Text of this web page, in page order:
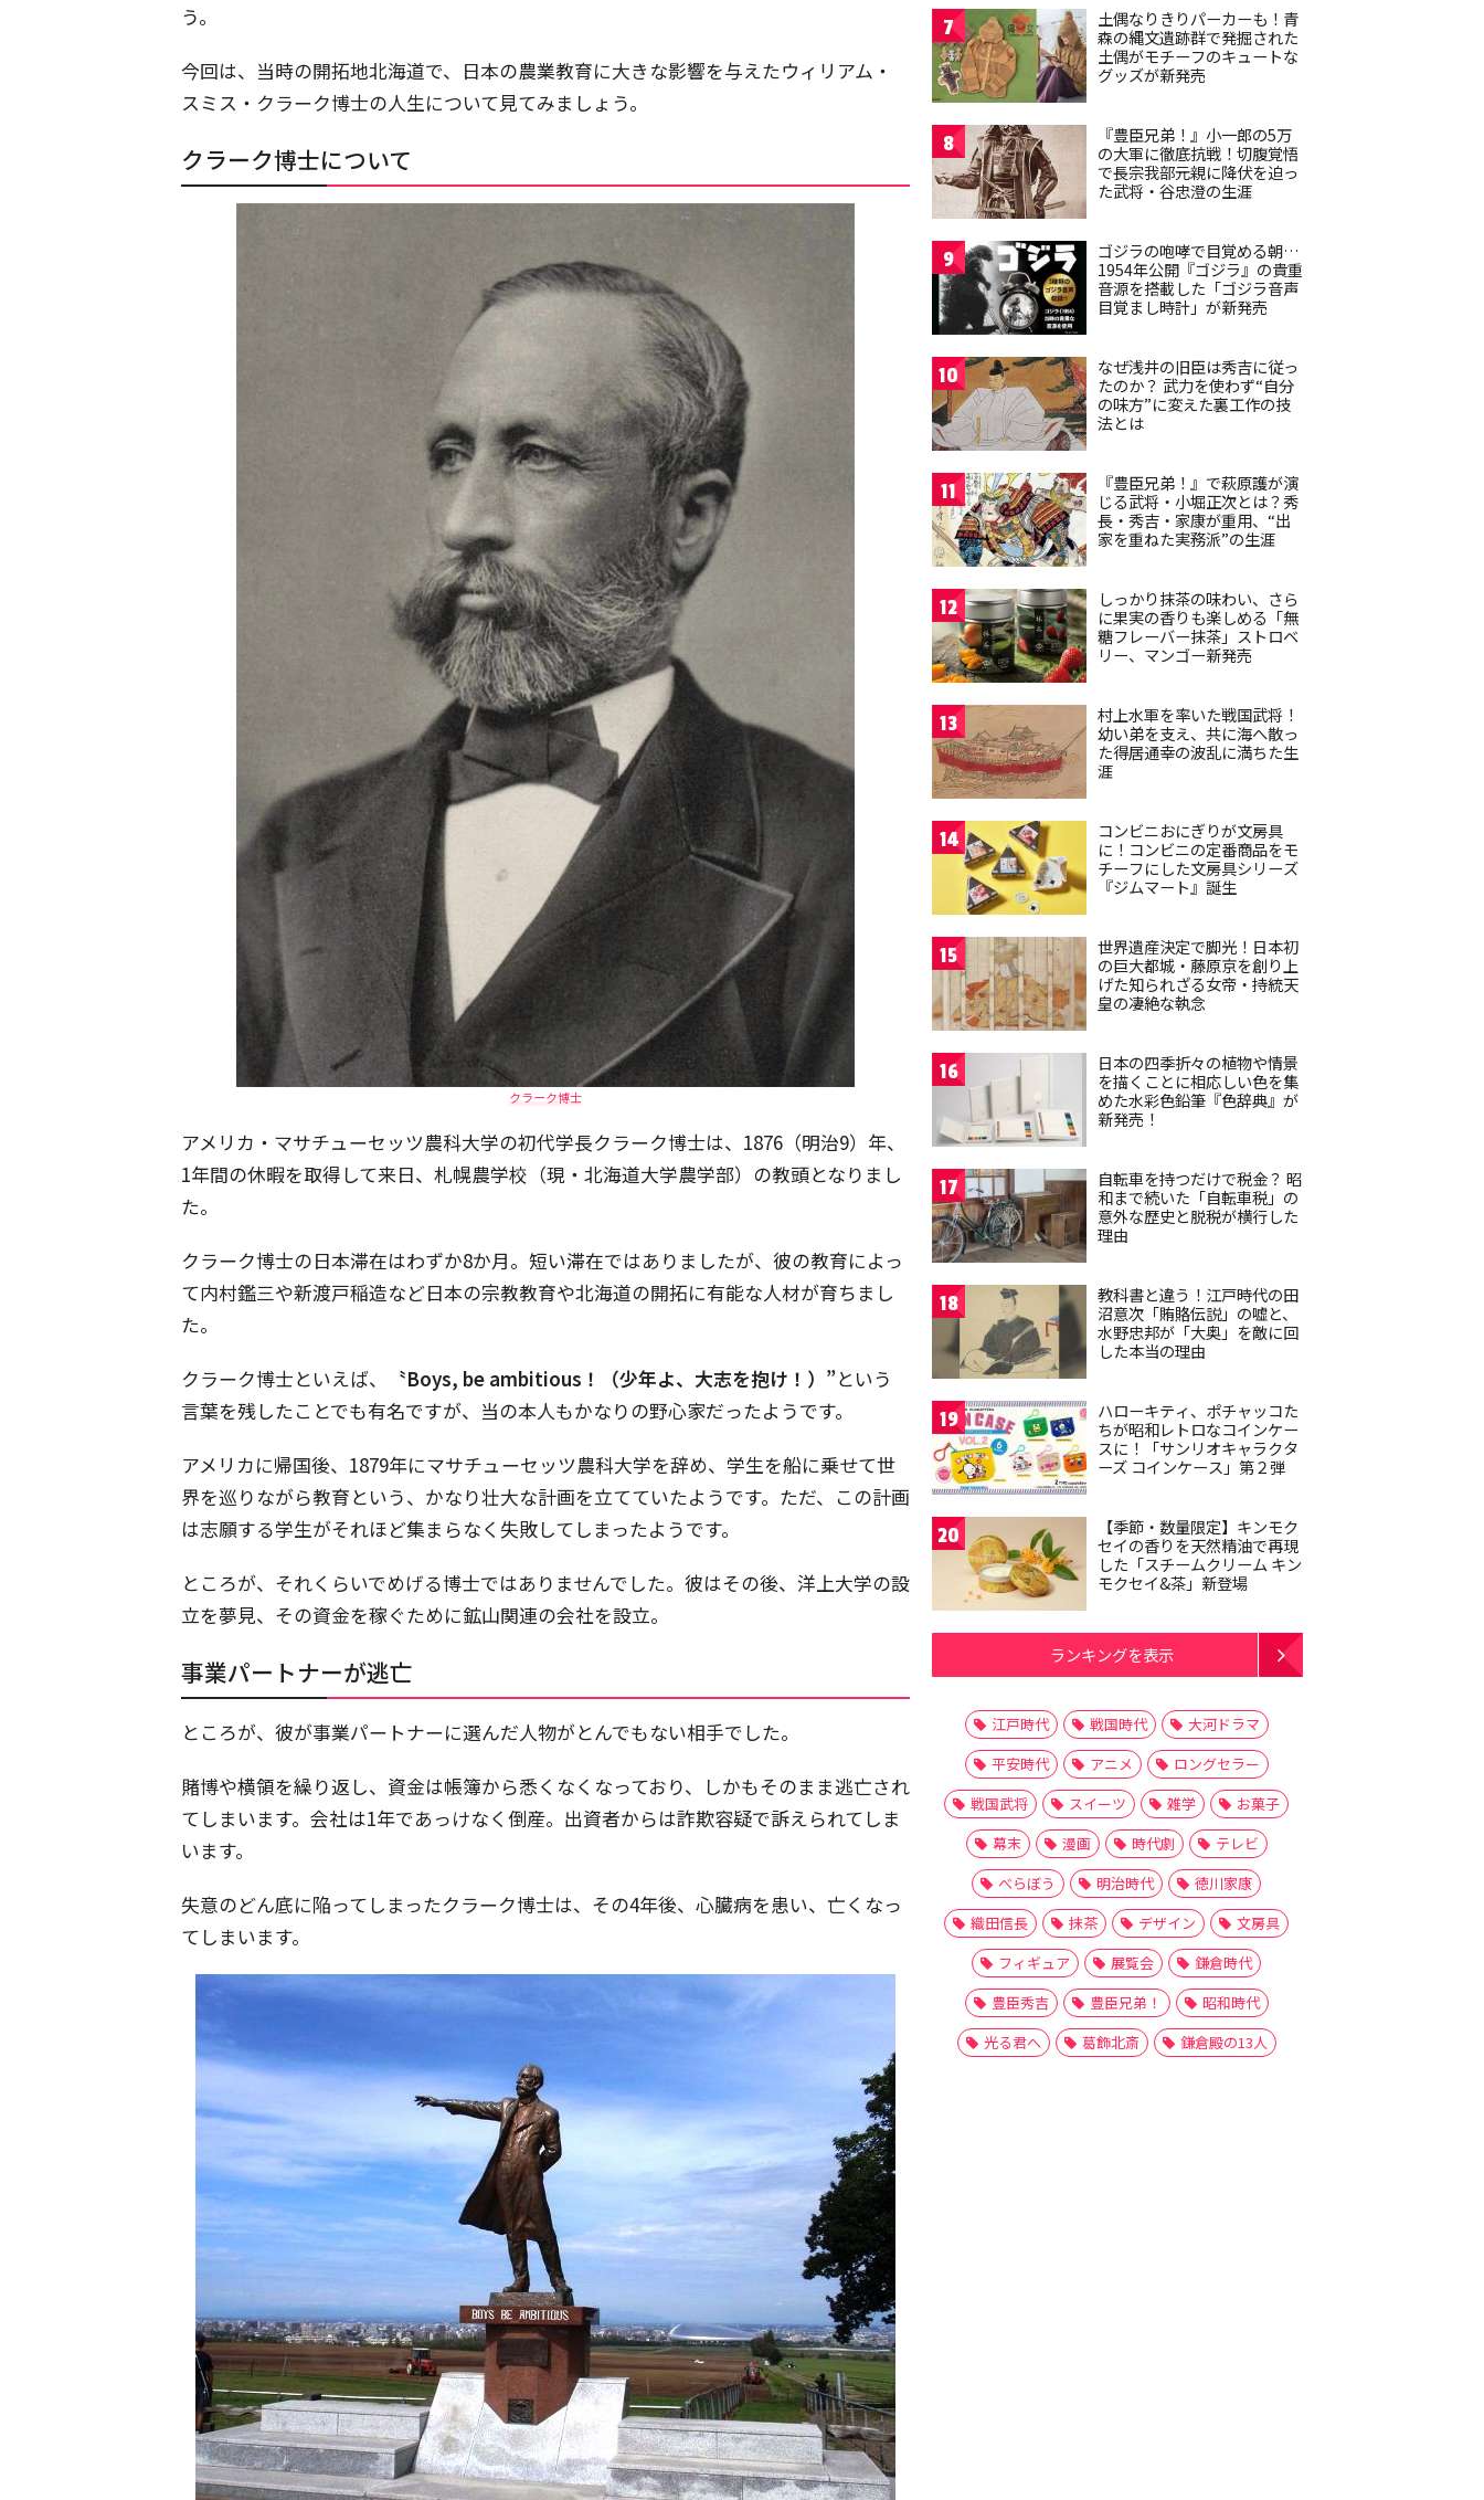
う。
今回は、当時の開拓地北海道で、日本の農業教育に大きな影響を与えたウィリアム・
スミス・クラーク博士の人生について見てみましょう。
クラーク博士について
クラーク博士
アメリカ・マサチューセッツ農科大学の初代学長クラーク博士は、1876（明治9）年、
1年間の休暇を取得して来日、札幌農学校（現・北海道大学農学部）の教頭となりまし
た。
クラーク博士の日本滞在はわずか8か月。短い滞在ではありましたが、彼の教育によっ
て内村鑑三や新渡戸稲造など日本の宗教教育や北海道の開拓に有能な人材が育ちまし
た。
クラーク博士といえば、
〝Boys, be ambitious！（少年よ、大志を抱け！）”という
言葉を残したことでも有名ですが、当の本人もかなりの野心家だったようです。
アメリカに帰国後、1879年にマサチューセッツ農科大学を辞め、学生を船に乗せて世
界を巡りながら教育という、かなり壮大な計画を立てていたようです。ただ、この計画
は志願する学生がそれほど集まらなく失敗してしまったようです。
ところが、それくらいでめげる博士ではありませんでした。彼はその後、洋上大学の設
立を夢見、その資金を稼ぐために鉱山関連の会社を設立。
事業パートナーが逃亡
ところが、彼が事業パートナーに選んだ人物がとんでもない相手でした。
賭博や横領を繰り返し、資金は帳簿から悉くなくなっており、しかもそのまま逃亡され
てしまいます。会社は1年であっけなく倒産。出資者からは詐欺容疑で訴えられてしま
います。
失意のどん底に陥ってしまったクラーク博士は、その4年後、心臓病を患い、亡くなっ
てしまいます。
7
土偶なりきりパーカーも！青
森の縄文遺跡群で発掘された
土偶がモチーフのキュートな
グッズが新発売
8
『豊臣兄弟！』小一郎の5万
の大軍に徹底抗戦！切腹覚悟
で長宗我部元親に降伏を迫っ
た武将・谷忠澄の生涯
9
ゴジラの咆哮で目覚める朝…
1954年公開『ゴジラ』の貴重
音源を搭載した「ゴジラ音声
目覚まし時計」が新発売
10
なぜ浅井の旧臣は秀吉に従っ
たのか？ 武力を使わず“自分
の味方”に変えた裏工作の技
法とは
11
『豊臣兄弟！』で萩原護が演
じる武将・小堀正次とは？秀
長・秀吉・家康が重用、“出
家を重ねた実務派”の生涯
12
しっかり抹茶の味わい、さら
に果実の香りも楽しめる「無
糖フレーバー抹茶」ストロベ
リー、マンゴー新発売
13
村上水軍を率いた戦国武将！
幼い弟を支え、共に海へ散っ
た得居通幸の波乱に満ちた生
涯
14
コンビニおにぎりが文房具
に！コンビニの定番商品をモ
チーフにした文房具シリーズ
『ジムマート』誕生
15
世界遺産決定で脚光！日本初
の巨大都城・藤原京を創り上
げた知られざる女帝・持統天
皇の凄絶な執念
16
日本の四季折々の植物や情景
を描くことに相応しい色を集
めた水彩色鉛筆『色辞典』が
新発売！
17
自転車を持つだけで税金？ 昭
和まで続いた「自転車税」の
意外な歴史と脱税が横行した
理由
18
教科書と違う！江戸時代の田
沼意次「賄賂伝説」の嘘と、
水野忠邦が「大奥」を敵に回
した本当の理由
19
ハローキティ、ポチャッコた
ちが昭和レトロなコインケー
スに！「サンリオキャラクタ
ーズ コインケース」第２弾
20
【季節・数量限定】キンモク
セイの香りを天然精油で再現
した「スチームクリーム キン
モクセイ&茶」新登場
ランキングを表示
江戸時代 戦国時代
大河ドラマ
平安時代
アニメ
ロングセラー
戦国武将
スイーツ 雑学
お菓子
幕末
漫画 時代劇
テレビ
べらぼう
明治時代
徳川家康
織田信長
抹茶 デザイン
文房具
フィギュア
展覧会
鎌倉時代
豊臣秀吉
豊臣兄弟！
昭和時代
光る君へ
葛飾北斎 鎌倉殿の13人